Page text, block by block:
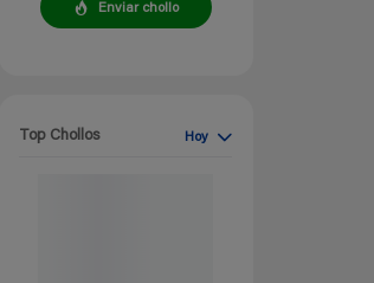
Enviar chollo
Top Chollos Hoy